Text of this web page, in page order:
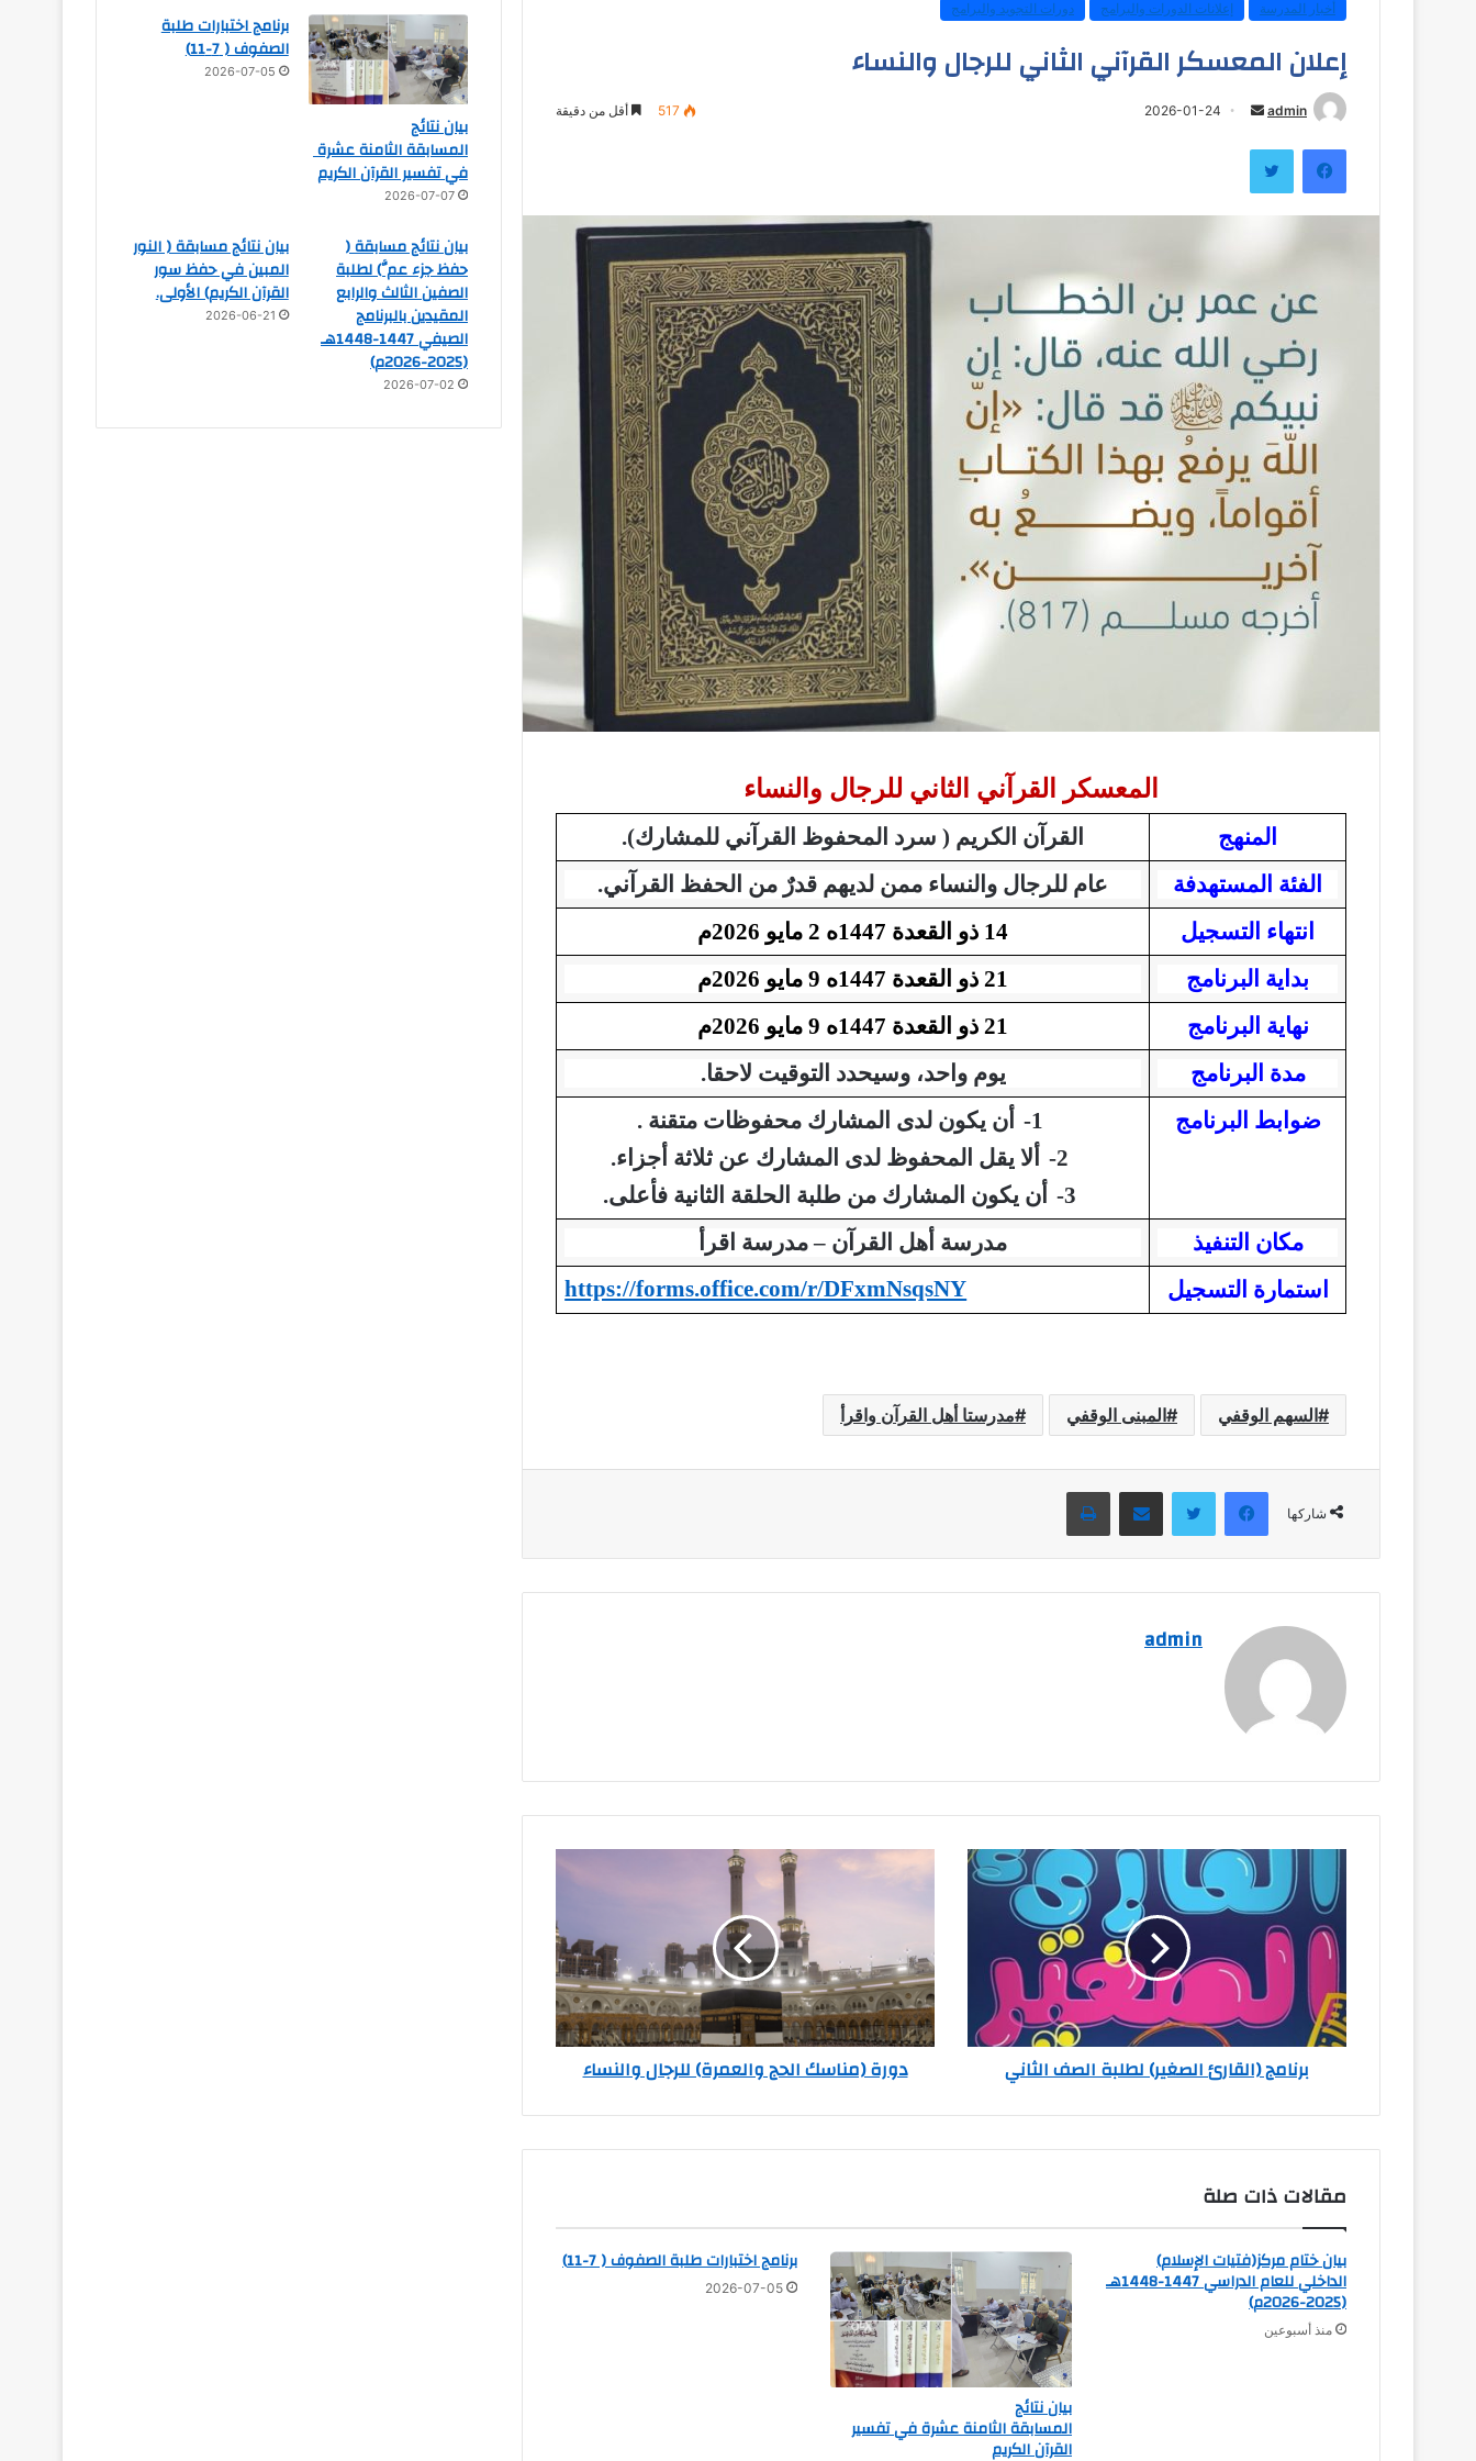
أخبار المدرسة إعلانات الدورات والبرامج دورات التجويد والبرامج
إعلان المعسكر القرآني الثاني للرجال والنساء
admin
أرسل 2026-01-24
517 أقل من دقيقة
فيسبوك تويتر
المعسكر القرآني الثاني للرجال والنساء
المنهج القرآن الكريم ( سرد المحفوظ القرآني للمشارك).
الفئة المستهدفة
عام للرجال والنساء ممن لديهم قدرٌ من الحفظ القرآني.
انتهاء التسجيل
14 ذو القعدة 1447ه 2 مايو 2026م
بداية البرنامج
21 ذو القعدة 1447ه 9 مايو 2026م
نهاية البرنامج
21 ذو القعدة 1447ه 9 مايو 2026م
مدة البرنامج
يوم واحد، وسيحدد التوقيت لاحقا.
ضوابط البرنامج
1- أن يكون لدى المشارك محفوظاتمتقنة .
2-
ألا يقل المحفوظ لدى المشارك عن ثلاثة أجزاء.
3-
أن يكون المشارك من طلبة الحلقة الثانية فأعلى.
مكان التنفيذ
مدرسة أهل القرآن – مدرسة اقرأ
استمارة التسجيل
https://forms.office.com/r/DFxmNsqsNY
السهم الوقفي المبنى الوقفي مدرستا أهل القرآن واقرأ
شاركها
فيسبوك تويتر مشاركة عبر البريد طباعة
admin
برنامج (القارئ الصغير) لطلبة الصف الثاني دورة (مناسك الحج والعمرة) للرجال والنساء
مقالات ذات صلة
بيان ختام مركز(فتيات الإسلام)
الداخلي للعام الدراسي 1447-1448هـ
(2025-2026م)
منذ أسبوعين
بيان نتائج
المسابقة الثامنة عشرة في تفسير
القرآن الكريم
برنامج اختبارات طلبة الصفوف ( 7-11)
2026-07-05
بيان نتائج
المسابقة الثامنة عشرة
في تفسير القرآن الكريم
2026-07-07
برنامج اختبارات طلبة
الصفوف ( 7-11)
2026-07-05
بيان نتائج مسابقة (
حفظ جزء عمَّ) لطلبة
الصفين الثالث والرابع
المقيدين بالبرنامج
الصيفي 1447-1448هـ
(2025-2026م)
2026-07-02
بيان نتائج مسابقة ( النور
المبين في حفظ سور
القرآن الكريم) الأولى.
2026-06-21